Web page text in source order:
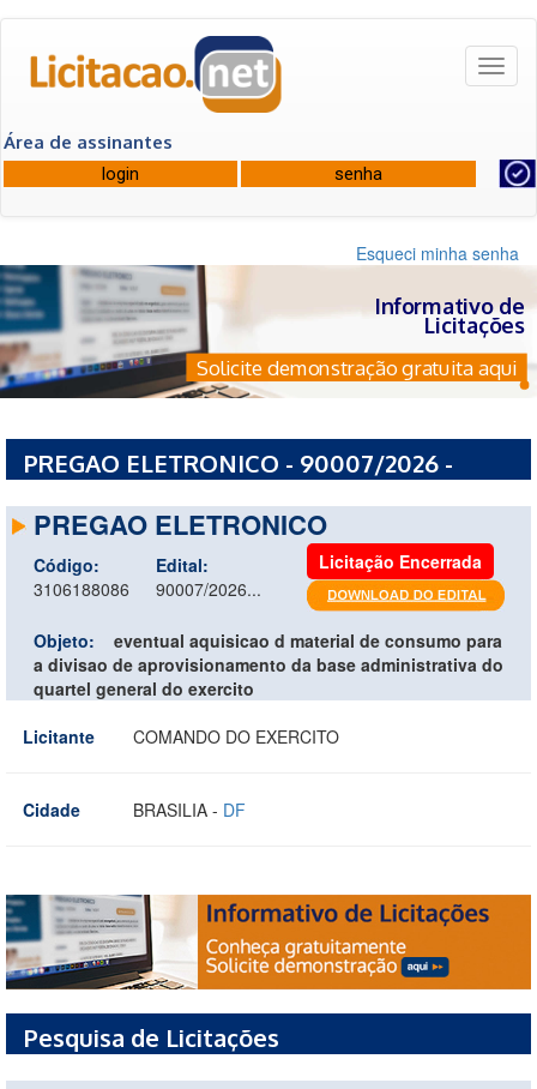
Área de assinantes
Esqueci minha senha
Informativo de
Licitações
Solicite demonstração gratuita aqui
PREGAO ELETRONICO - 90007/2026 -
PREGAO ELETRONICO
Código:
3106188086
Edital:
90007/2026...
Licitação Encerrada
Objeto:
eventual aquisicao d material de consumo para
a divisao de aprovisionamento da base administrativa do
quartel general do exercito
Licitante
COMANDO DO EXERCITO
Cidade BRASILIA - DF
Pesquisa de Licitações